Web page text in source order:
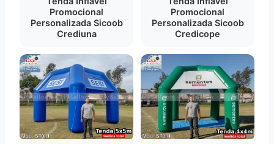
Promocional
Personalizada Sicoob
Crediuna
Promocional
Personalizada Sicoob
Credicope